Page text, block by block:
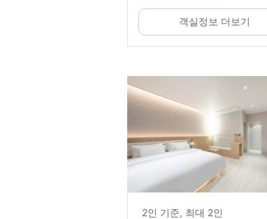
객실정보 더보기
2인 기준, 최대 2인